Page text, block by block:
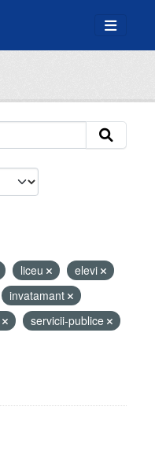
liceu
elevi
invatamant
servicii-publice